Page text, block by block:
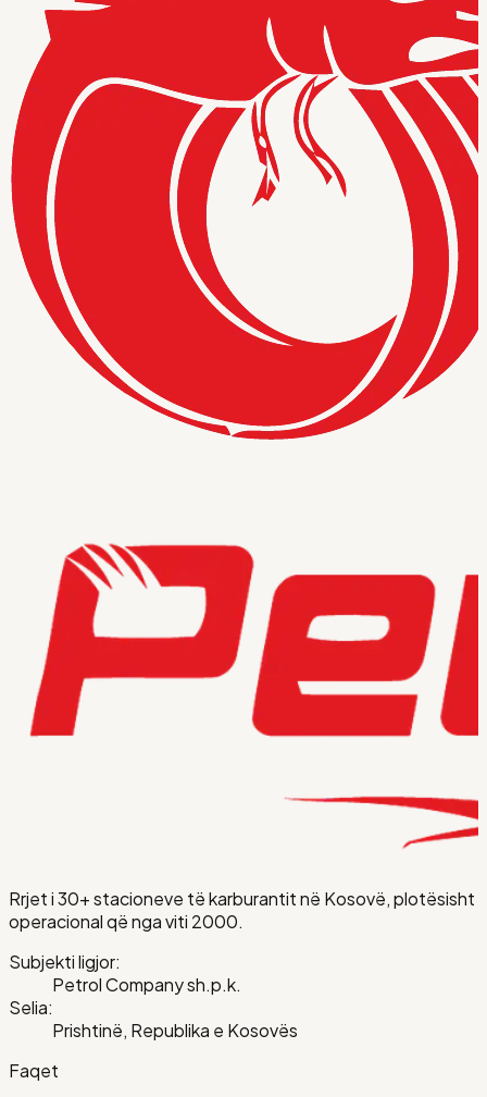
Rrjet i 30+ stacioneve të karburantit në Kosovë, plotësisht
operacional që nga viti 2000.
Subjekti ligjor:
Petrol Company sh.p.k.
Selia:
Prishtinë, Republika e Kosovës
Faqet